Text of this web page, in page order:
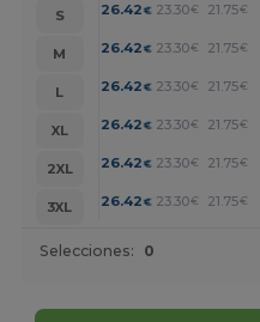
S
26.42 € 23.30€ 21.75€
M
26.42 € 23.30€ 21.75€
L
26.42 € 23.30€ 21.75€
XL
26.42 € 23.30€ 21.75€
2XL
26.42 € 23.30€ 21.75€
3XL
26.42 € 23.30€ 21.75€
Selecciones: 0